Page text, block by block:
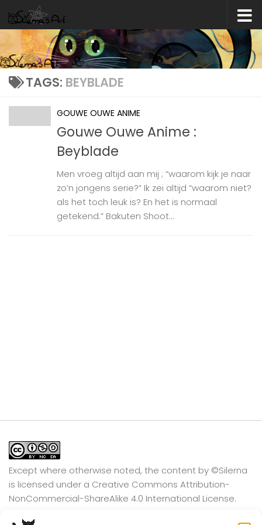
Skip to content
TAGS: BEYBLADE
GOUWE OUWE ANIME
Gouwe Ouwe Anime :
Beyblade
Men vroeg altijd aan mij ; “waarom kijk je naar
zo’n jongens serie?” Ik zei altijd “waarom niet?
als het toch leuk is? En het is normaal
getekend.” Bakuten Shoot...
Except where otherwise noted, the content by ©Silerna
is licensed under a Creative Commons Attribution-
NonCommercial-ShareAlike 4.0 International License.